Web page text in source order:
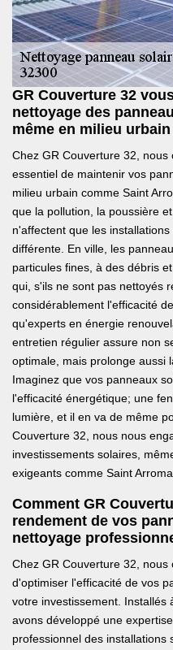
GR Couverture 32
nettoyage des
même en milieu urbain
Chez GR Couverture 32,
essentiel de maintenir vos
milieu urbain comme Saint
que la pollution, la poussière
n'affectent que les
différente. En ville, les
particules fines, à des débris
qui, s'ils ne sont pas nettoyés
considérablement l'efficacité
qu'experts en énergie
entretien régulier assure non
optimale, mais prolonge aussi
Imaginez que vos panneaux
l'efficacité énergétique; une
lumière, et il en va de même
Couverture 32, nous nous
investissements solaires,
exigeants comme Saint
Comment GR
rendement de vos
nettoyage
Chez GR Couverture 32,
d'optimiser l'efficacité de vos
votre investissement. Installés
avons développé une
professionnel des installations